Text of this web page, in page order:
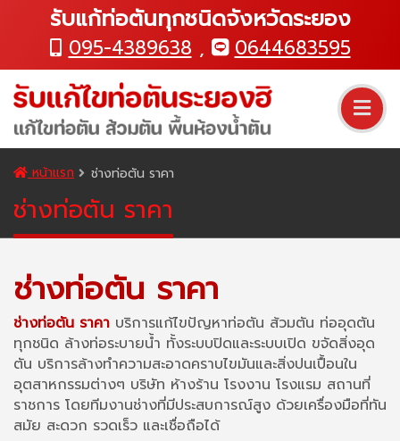
รับแก้ท่อตันทุกชนิดจังหวัดระยอง
095-4389638 , 0644683595
หน้าแรก ช่างท่อตัน ราคา
ช่างท่อตัน ราคา
ช่างท่อตัน ราคา
ช่างท่อตัน ราคา บริการแก้ไขปัญหาท่อตัน ส้วมตัน ท่ออุดตัน
ทุกชนิด ล้างท่อระบายน้ำ ทั้งระบบปิดและระบบเปิด ขจัดสิ่งอุด
ตัน บริการล้างทำความสะอาดคราบไขมันและสิ่งปนเปื้อนใน
อุตสาหกรรมต่างๆ บริษัท ห้างร้าน โรงงาน โรงแรม สถานที่
ราชการ โดยทีมงานช่างที่มีประสบการณ์สูง ด้วยเครื่องมือที่ทัน
สมัย สะดวก รวดเร็ว และเชื่อถือได้